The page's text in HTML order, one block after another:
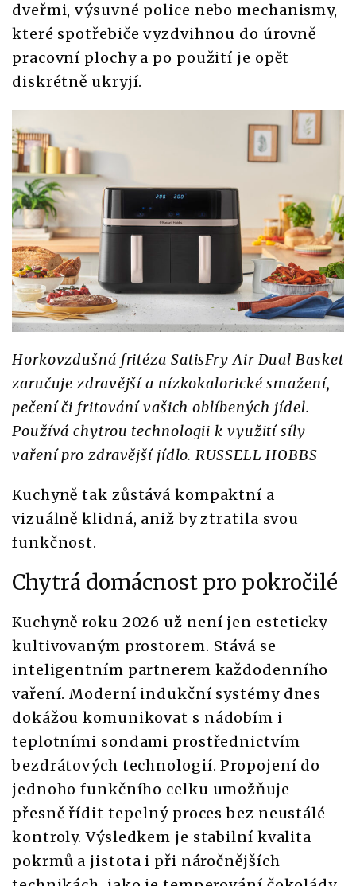
dveřmi, výsuvné police nebo mechanismy,
které spotřebiče vyzdvihnou do úrovně
pracovní plochy a po použití je opět
diskrétně ukryjí.
Horkovzdušná fritéza SatisFry Air Dual Basket
zaručuje zdravější a nízkokalorické smažení,
pečení či fritování vašich oblíbených jídel.
Používá chytrou technologii k využití síly
vaření pro zdravější jídlo. RUSSELL HOBBS
Kuchyně tak zůstává kompaktní a
vizuálně klidná, aniž by ztratila svou
funkčnost.
Chytrá domácnost pro pokročilé
Kuchyně roku 2026 už není jen esteticky
kultivovaným prostorem. Stává se
inteligentním partnerem každodenního
vaření. Moderní indukční systémy dnes
dokážou komunikovat s nádobím i
teplotními sondami prostřednictvím
bezdrátových technologií. Propojení do
jednoho funkčního celku umožňuje
přesně řídit tepelný proces bez neustálé
kontroly. Výsledkem je stabilní kvalita
pokrmů a jistota i při náročnějších